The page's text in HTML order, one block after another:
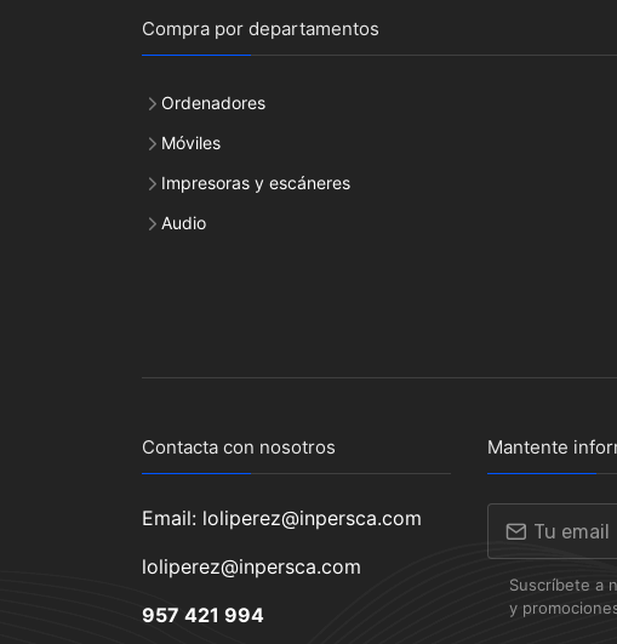
Compra por departamentos
Ordenadores
Móviles
Impresoras y escáneres
Audio
Contacta con nosotros
Email: loliperez@inpersca.com
loliperez@inpersca.com
957 421 994
Mantente
Suscríbete a
y